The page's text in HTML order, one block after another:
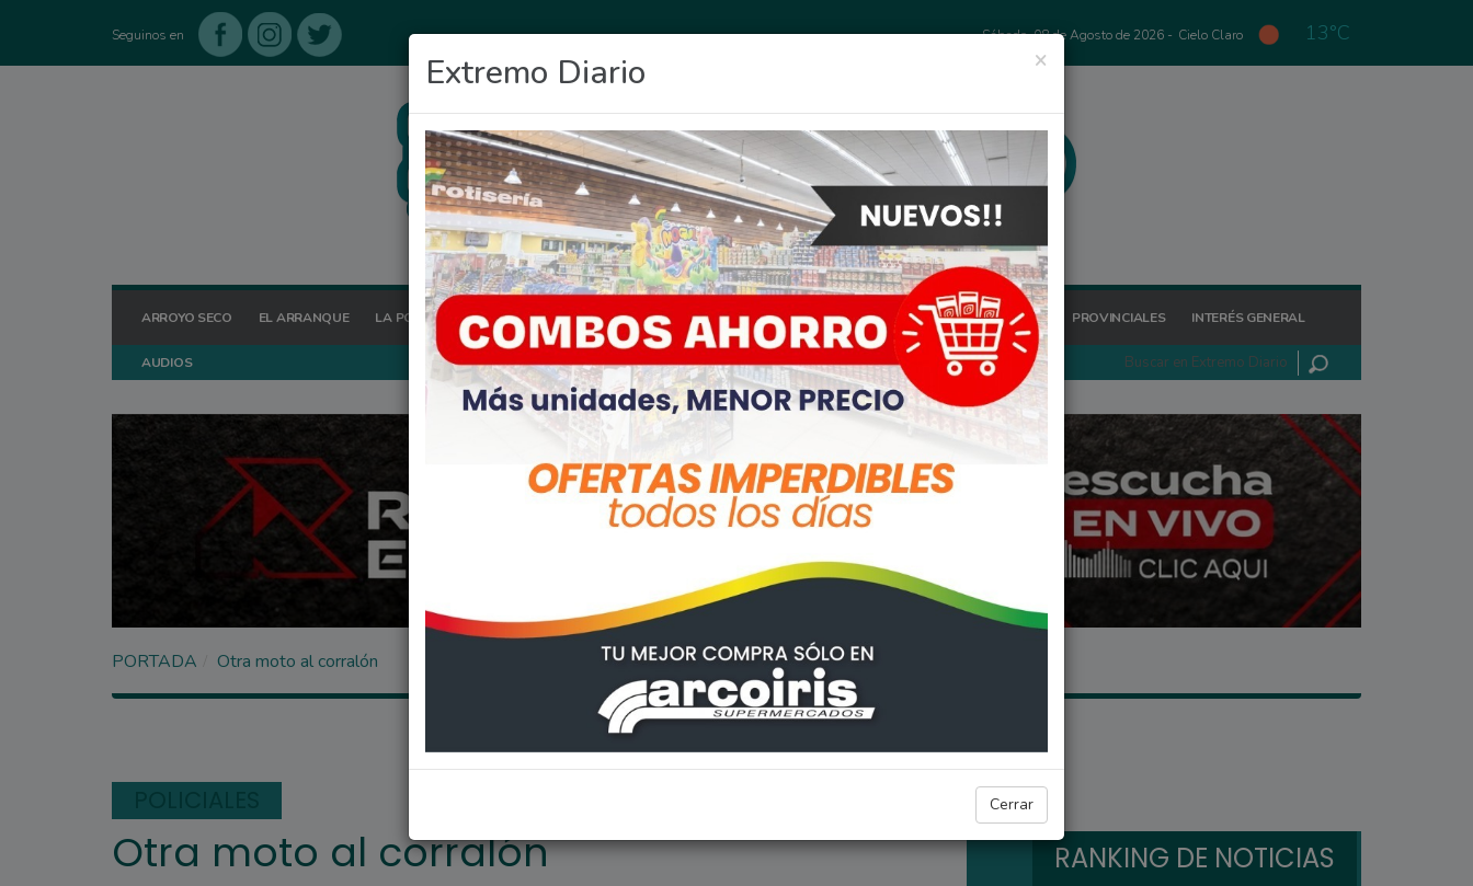
Seguinos en Sábado, 08 de Agosto de 2026 - Cielo Claro 13°C
ARROYO SECO EL ARRANQUE LA POSTA HOY OCIO DEPORTES FIGHIERA GENERAL LAGOS POLICIALES REGIONALES PROVINCIALES INTERÉS GENERAL
AUDIOS
×
Extremo Diario
Cerrar
PORTADA Otra moto al corralón
ARROYO SECO
Otra moto al corralón RANKING DE NOTICIAS